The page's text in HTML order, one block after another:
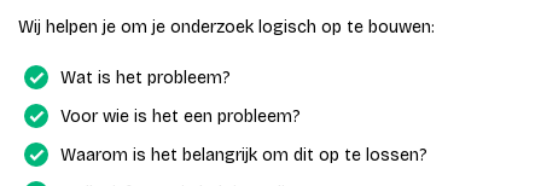
Wij helpen je om je onderzoek logisch op te bouwen:
Wat is het probleem?
Voor wie is het een probleem?
Waarom is het belangrijk om dit op te lossen?